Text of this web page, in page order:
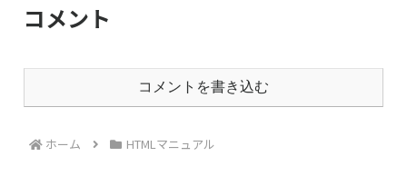
コメント
コメントを書き込む
ホーム HTMLマニュアル